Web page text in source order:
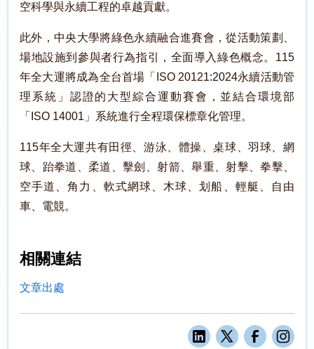
空科學與永續工程的卓越貢獻。
此外，中央大學將綠色永續融合進賽會，從活動策劃、
場地設施到參與者行為指引，全面導入綠色概念。115
年全大運將成為全台首場「ISO 20121:2024永續活動管
理系統」認證的大型綜合運動賽會，並結合環境部
「ISO 14001」系統進行全程環保標章化管理。
115年全大運共有田徑、游泳、體操、桌球、羽球、網
球、跆拳道、柔道、擊劍、射箭、舉重、射擊、拳擊、
空手道、角力、軟式網球、木球、划船、輕艇、自由
車、電競。
相關連結
文章出處